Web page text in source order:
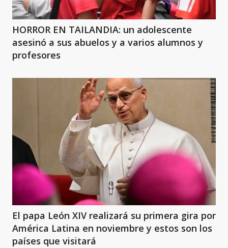
HORROR EN TAILANDIA: un adolescente
asesinó a sus abuelos y a varios alumnos y
profesores
El papa León XIV realizará su primera gira por
América Latina en noviembre y estos son los
países que visitará